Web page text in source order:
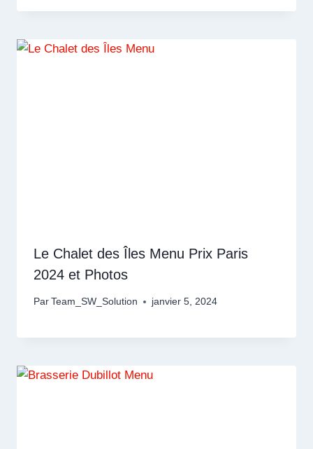
Le Chalet des Îles Menu Prix Paris
2024 et Photos
Par Team_SW_Solution janvier 5, 2024